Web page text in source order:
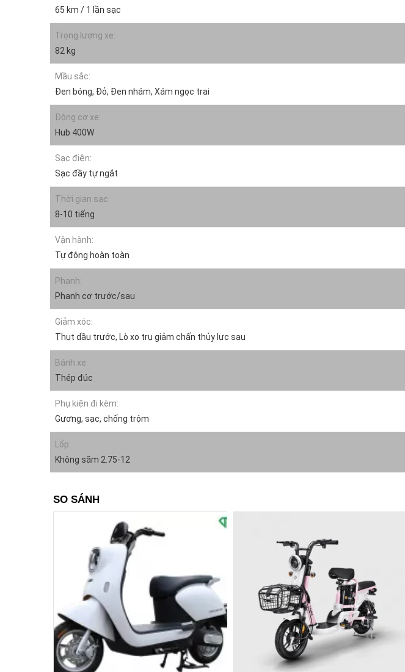
65 km / 1 lần sạc
Trọng lượng xe:
82 kg
Mầu sắc:
Đen bóng, Đỏ, Đen nhám, Xám ngọc trai
Động cơ xe:
Hub 400W
Sạc điện:
Sạc đầy tự ngắt
Thời gian sạc:
8-10 tiếng
Vận hành:
Tự động hoàn toàn
Phanh:
Phanh cơ trước/sau
Giảm xóc:
Thụt dầu trước, Lò xo trụ giảm chấn thủy lực sau
Bánh xe:
Thép đúc
Phụ kiện đi kèm:
Gương, sạc, chống trộm
Lốp:
Không săm 2.75-12
SO SÁNH